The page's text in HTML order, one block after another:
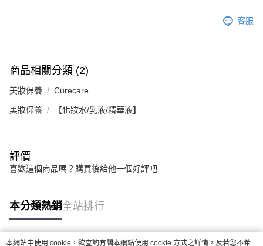
客服
商品相關分類 (2)
美妝保養 Curecare
美妝保養 【化妝水/乳液/精華液】
評價
喜歡這個商品嗎？購買後給他一個好評吧
本分類熱銷全站排行
本網站中使用 cookie，欲查詢有關本網站使用 cookie 方式之詳情，及若您不希